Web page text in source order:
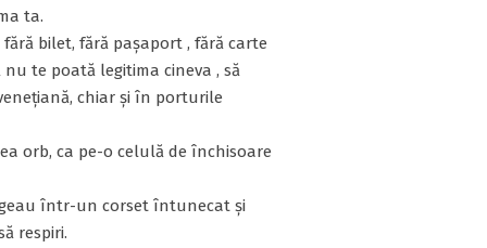
ta.
fără bilet, fără pașaport , fără carte
te poată legitima cineva , să
chiar și în porturile
orb, ca pe-o celulă de închisoare
într-un corset întunecat și
respiri.